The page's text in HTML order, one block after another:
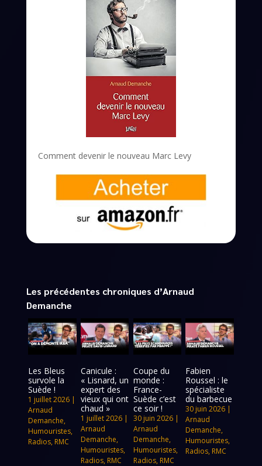
Comment devenir le nouveau Marc Levy
Les précédentes chroniques d’Arnaud
Demanche
Les Bleus
survole la
Suède !
1 juillet 2026 |
Arnaud
Demanche,
Humouristes,
Radios, RMC
Canicule :
« Lisnard, un
expert des
vieux qui ont
chaud »
1 juillet 2026|
Arnaud
Demanche,
Humouristes,
Radios, RMC
Coupe du
monde :
France-
Suède c’est
ce soir !
30 juin 2026|
Arnaud
Demanche,
Humouristes,
Radios, RMC
Fabien
Roussel : le
spécialiste
du barbecue
30 juin 2026 |
Arnaud
Demanche,
Humouristes,
Radios, RMC